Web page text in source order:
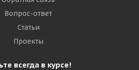
Вопрос-ответ
Статьи
Проекты
всегда в курсе!